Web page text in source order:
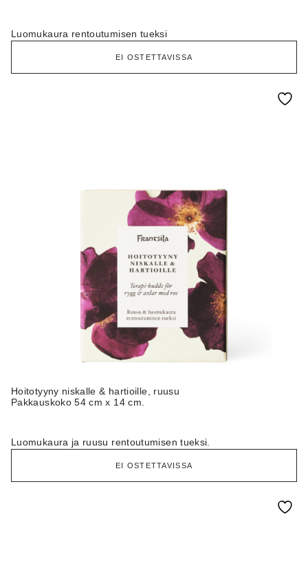
Luomukaura rentoutumisen tueksi
EI OSTETTAVISSA
Hoitotyyny niskalle & hartioille, ruusu
Pakkauskoko 54 cm x 14 cm.
Luomukaura ja ruusu rentoutumisen tueksi.
EI OSTETTAVISSA